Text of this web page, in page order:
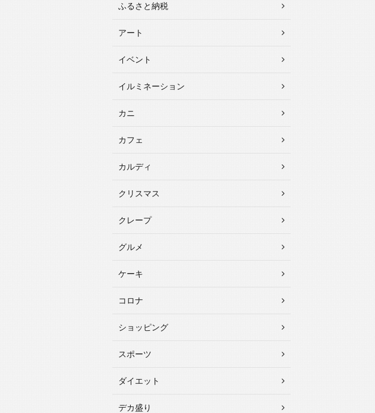
ふるさと納税
アート
イベント
イルミネーション
カニ
カフェ
カルディ
クリスマス
クレープ
グルメ
ケーキ
コロナ
ショッピング
スポーツ
ダイエット
デカ盛り